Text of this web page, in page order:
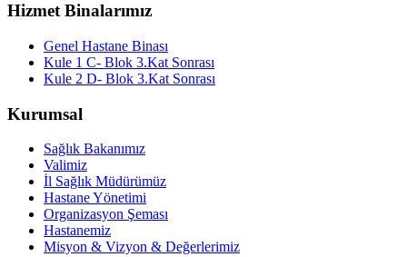
Hizmet Binalarımız
Genel Hastane Binası
Kule 1 C- Blok 3.Kat Sonrası
Kule 2 D- Blok 3.Kat Sonrası
Kurumsal
Sağlık Bakanımız
Valimiz
İl Sağlık Müdürümüz
Hastane Yönetimi
Organizasyon Şeması
Hastanemiz
Misyon & Vizyon & Değerlerimiz